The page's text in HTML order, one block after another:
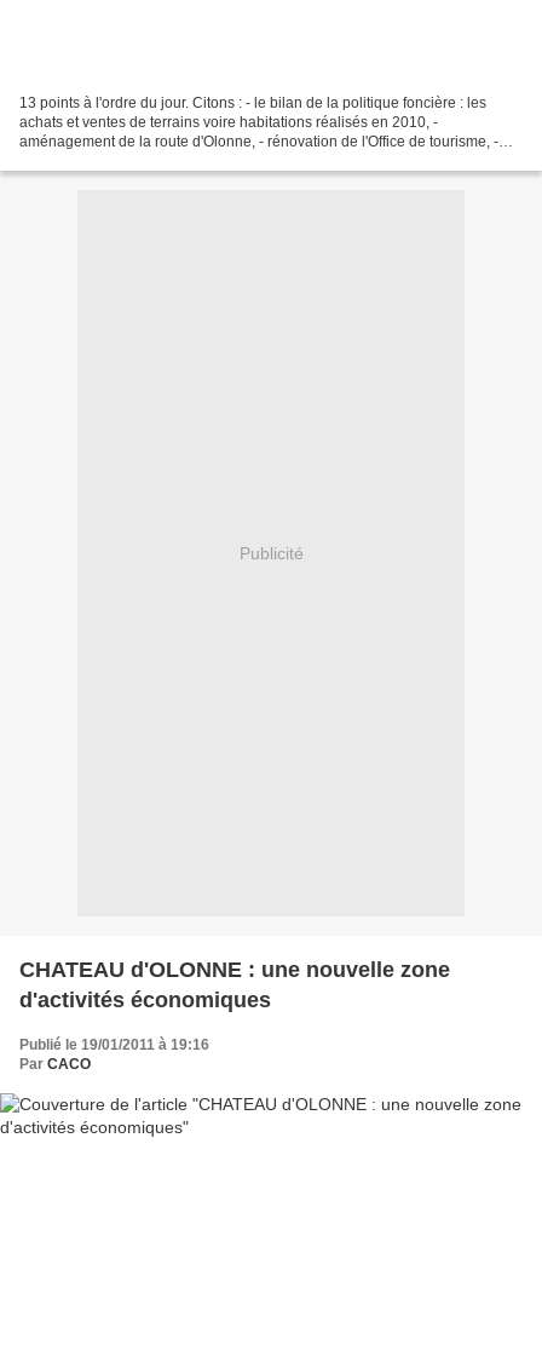
13 points à l'ordre du jour. Citons : - le bilan de la politique foncière : les
achats et ventes de terrains voire habitations réalisés en 2010, -
aménagement de la route d'Olonne, - rénovation de l'Office de tourisme, -
Publicité
CHATEAU d'OLONNE : une nouvelle zone
d'activités économiques
Publié le 19/01/2011 à 19:16
Par CACO